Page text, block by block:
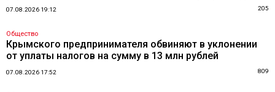
07.08.2026 19:12 205
Общество
Крымского предпринимателя обвиняют в уклонении
от уплаты налогов на сумму в 13 млн рублей
07.08.2026 17:52 809